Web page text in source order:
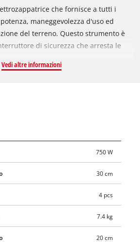
che fornisce a tutti i
maneggevolezza d'uso ed
del terreno. Questo strumento è
di sicurezza che arresta le
in altezza per meglio adattatrsi al
Vedi altre informazioni
750 W
30 cm
4 pcs
7.4 kg
20 cm